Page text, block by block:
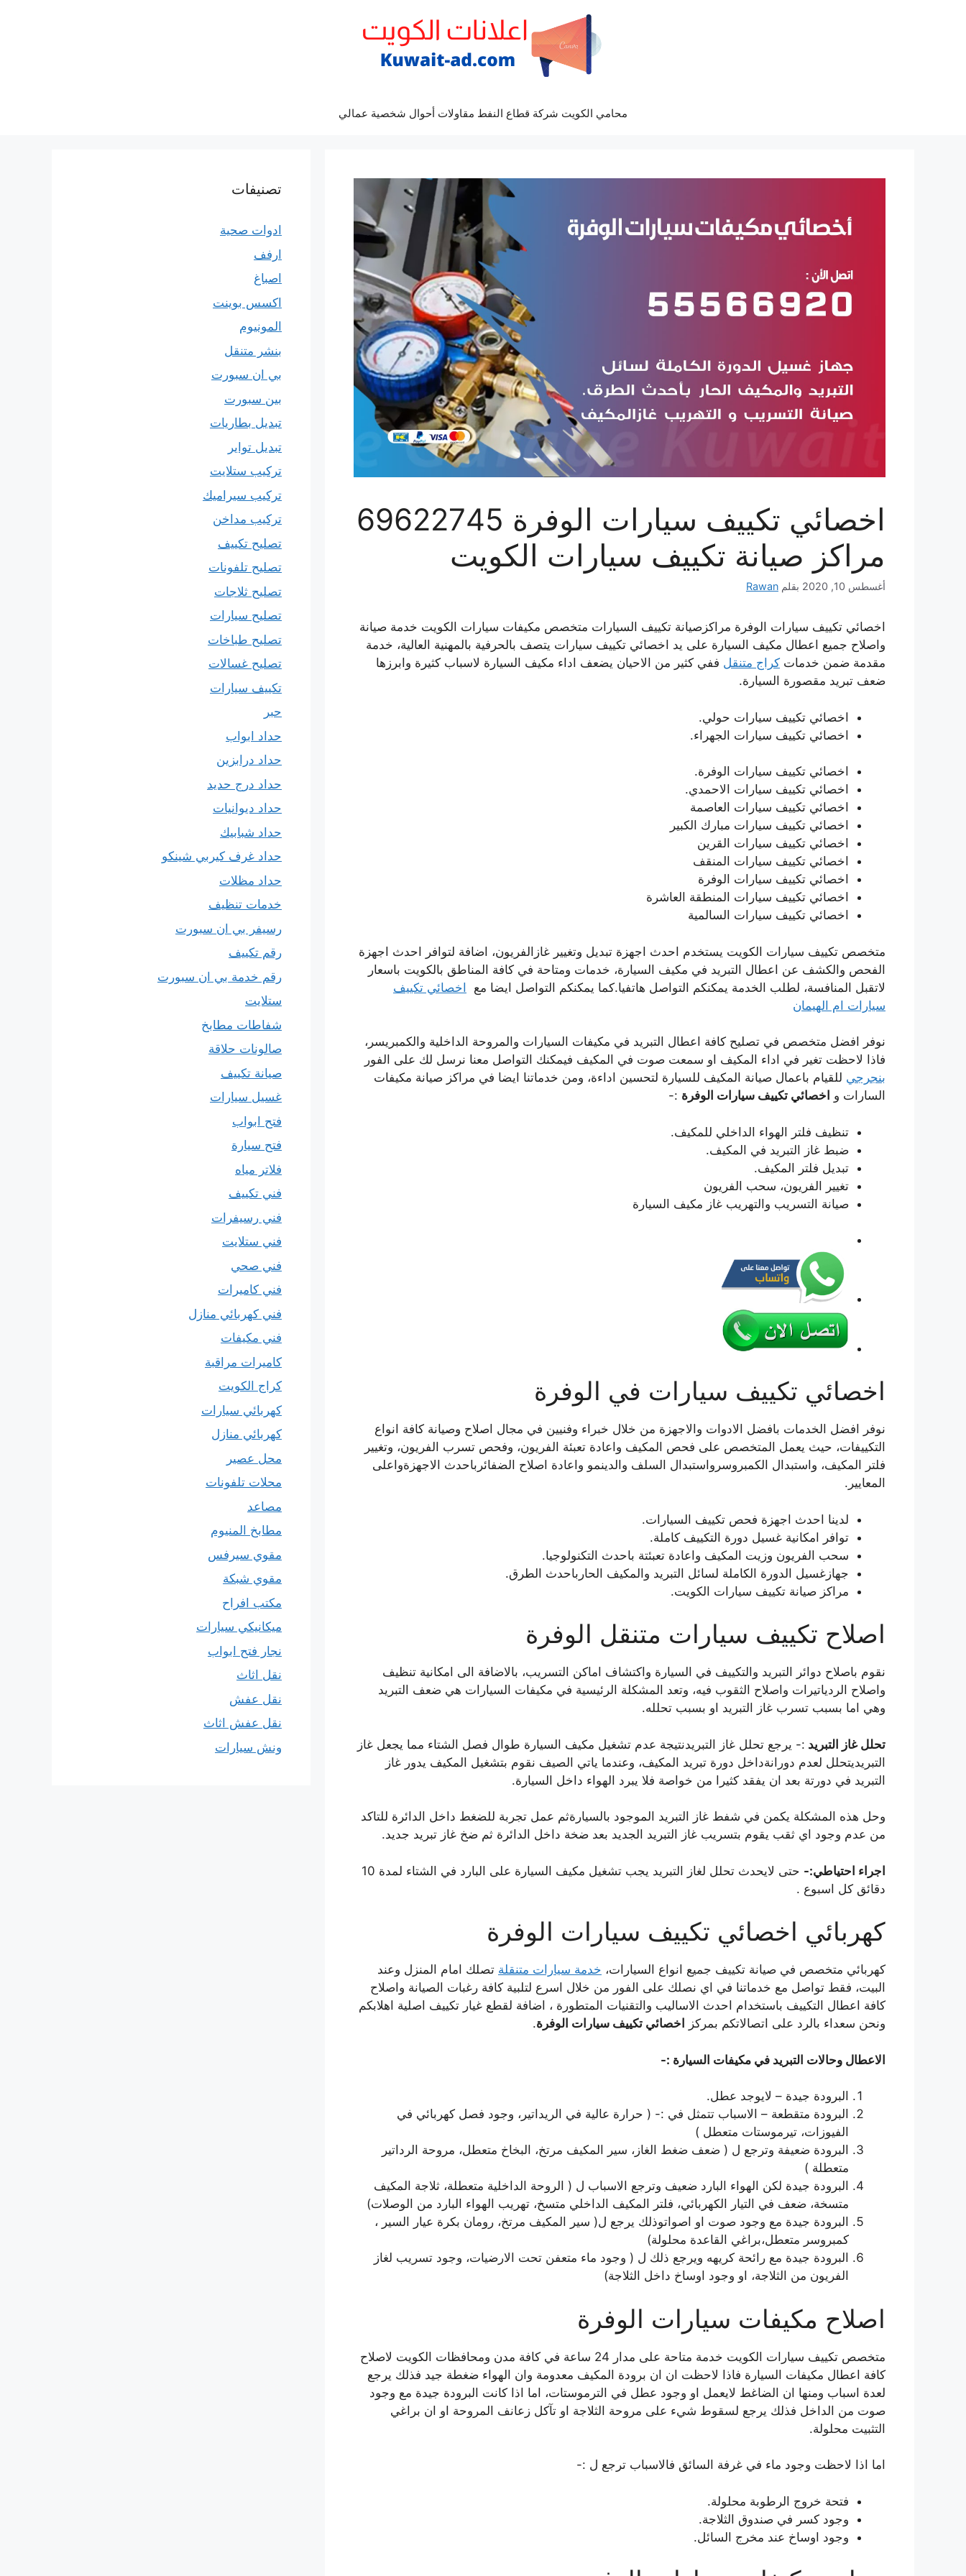
محامي الكويت شركة قطاع النفط مقاولات أحوال شخصية عمالي
اخصائي تكييف سيارات الوفرة 69622745
مراكز صيانة تكييف سيارات الكويت
أغسطس 10, 2020 بقلم Rawan
اخصائي تكييف سيارات الوفرة مراكزصيانة تكييف السيارات متخصص مكيفات سيارات الكويت خدمة صيانة
واصلاح جميع اعطال مكيف السيارة على يد اخصائي تكييف سيارات يتصف بالحرفية بالمهنية العالية، خدمة
مقدمة ضمن خدمات كراج متنقل ففي كثير من الاحيان يضعف اداء مكيف السيارة لاسباب كثيرة وابرزها
ضعف تبريد مقصورة السيارة.
اخصائي تكييف سيارات حولي.
اخصائي تكييف سيارات الجهراء.
اخصائي تكييف سيارات الوفرة.
اخصائي تكييف سيارات الاحمدي.
اخصائي تكييف سيارات العاصمة
اخصائي تكييف سيارات مبارك الكبير
اخصائي تكييف سيارات القرين
اخصائي تكييف سيارات المنقف
اخصائي تكييف سيارات الوفرة
اخصائي تكييف سيارات المنطقة العاشرة
اخصائي تكييف سيارات السالمية
متخصص تكييف سيارات الكويت يستخدم احدث اجهزة تبديل وتغيير غازالفريون، اضافة لتوافر احدث اجهزة
الفحص والكشف عن اعطال التبريد في مكيف السيارة، خدمات ومتاحة في كافة المناطق بالكويت باسعار
لاتقبل المنافسة، لطلب الخدمة يمكنكم التواصل هاتفيا.كما يمكنكم التواصل ايضا مع اخصائي تكييف
سيارات ام الهيمان
نوفر افضل متخصص في تصليح كافة اعطال التبريد في مكيفات السيارات والمروحة الداخلية والكمبريسر،
فاذا لاحظت تغير في اداء المكيف او سمعت صوت في المكيف فيمكنك التواصل معنا نرسل لك على الفور
بنجرجي للقيام باعمال صيانة المكيف للسيارة لتحسين اداءة، ومن خدماتنا ايضا في مراكز صيانة مكيفات
السارات و اخصائي تكييف سيارات الوفرة :-
تنظيف فلتر الهواء الداخلي للمكيف.
ضبط غاز التبريد في المكيف.
تبديل فلتر المكيف.
تغيير الفريون، سحب الفريون
صيانة التسريب والتهريب غاز مكيف السيارة
اخصائي تكييف سيارات في الوفرة
نوفر افضل الخدمات بافضل الادوات والاجهزة من خلال خبراء وفنيين في مجال اصلاح وصيانة كافة انواع
التكييفات، حيث يعمل المتخصص على فحص المكيف واعادة تعبئة الفريون، وفحص تسرب الفريون، وتغيير
فلتر المكيف، واستبدال الكمبروسرواستبدال السلف والدينمو واعادة اصلاح الضفائرباحدث الاجهزةواعلى
المعايير.
لدينا احدث اجهزة فحص تكييف السيارات.
توافر امكانية غسيل دورة التكييف كاملة.
سحب الفريون وزيت المكيف واعادة تعبئتة باحدث التكنولوجيا.
جهازغسيل الدورة الكاملة لسائل التبريد والمكيف الحارباحدث الطرق.
مراكز صيانة تكييف سيارات الكويت.
اصلاح تكييف سيارات متنقل الوفرة
نقوم باصلاح دوائر التبريد والتكييف في السيارة واكتشاف اماكن التسريب، بالاضافة الى امكانية تنظيف
واصلاح الردياتيرات واصلاح الثقوب فيه، وتعد المشكلة الرئيسية في مكيفات السيارات هي ضعف التبريد
وهي اما بسبب تسرب غاز التبريد او بسبب تحلله.
تحلل غاز التبريد :- يرجع تحلل غاز التبريدنتيجة عدم تشغيل مكيف السيارة طوال فصل الشتاء مما يجعل غاز
التبريديتحلل لعدم دورانةداخل دورة تبريد المكيف، وعندما ياتي الصيف نقوم بتشغيل المكيف يدور غاز
التبريد في دورتة بعد ان يفقد كثيرا من خواصة فلا يبرد الهواء داخل السيارة.
وحل هذه المشكلة يكمن في شفط غاز التبريد الموجود بالسيارةثم عمل تجربة للضغط داخل الدائرة للتاكد
من عدم وجود اي ثقب يقوم بتسريب غاز التبريد الجديد بعد ضخة داخل الدائرة ثم ضخ غاز تبريد جديد.
اجراء احتياطي:-
حتى لايحدث تحلل لغاز التبريد يجب تشغيل مكيف السيارة على البارد في الشتاء لمدة 10
دقائق كل اسبوع .
كهربائي اخصائي تكييف سيارات الوفرة
كهربائي متخصص في صيانة تكييف جميع انواع السيارات، خدمة سيارات متنقلة تصلك امام المنزل وعند
البيت، فقط تواصل مع خدماتنا في اي نصلك على الفور من خلال اسرع لتلبية كافة رغبات الصيانة واصلاح
كافة اعطال التكييف باستخدام احدث الاساليب والتقنيات المتطورة ، اضافة لقطع غيار تكييف اصلية اهلابكم
ونحن سعداء بالرد على اتصالاتكم بمركز
اخصائي تكييف سيارات الوفرة.
الاعطال وحالات التبريد في مكيفات السيارة :-
البرودة جيدة – لايوجد عطل.
البرودة متقطعة – الاسباب تتمثل في :- ( حرارة عالية في الريداتير، وجود فصل كهربائي في
الفيوزات، تيرموستات متعطل )
البرودة ضعيفة وترجع ل ( ضعف ضغط الغاز، سير المكيف مرتخ، البخاخ متعطل، مروحة الرداتير
متعطلة )
البرودة جيدة لكن الهواء البارد ضعيف وترجع الاسباب ل ( الروحة الداخلية متعطلة، ثلاجة المكيف
متسخة، ضعف في التيار الكهربائي، فلتر المكيف الداخلي متسخ، تهريب الهواء البارد من الوصلات)
البرودة جيدة مع وجود صوت او اصواتوذلك يرجع ل( سير المكيف مرتخ، رومان بكرة عيار السير ،
كمبروسر متعطل،براغي القاعدة محلولة)
البرودة جيدة مع رائحة كريهه ويرجع ذلك ل ( وجود ماء متعفن تحت الارضيات، وجود تسريب لغاز
الفريون من الثلاجة، او وجود اوساخ داخل الثلاجة)
اصلاح مكيفات سيارات الوفرة
متخصص تكييف سيارات الكويت خدمة متاحة على مدار 24 ساعة في كافة مدن ومحافظات الكويت لاصلاح
كافة اعطال مكيفات السيارة فاذا لاحظت ان ان برودة المكيف معدومة وان الهواء ضغطة جيد فذلك يرجع
لعدة اسباب ومنها ان الضاغط لايعمل او وجود عطل في الترموستات، اما اذا كانت البرودة جيدة مع وجود
صوت من الداخل فذلك يرجع لسقوط شيء على مروحة الثلاجة او تآكل زعانف المروحة او ان براغي
التثبيت محلولة.
اما اذا لاحظت وجود ماء في غرفة السائق فالاسباب ترجع ل :-
فتحة خروج الرطوبة محلولة.
وجود كسر في صندوق الثلاجة.
وجود اوساخ عند مخرج السائل.
تصنيفات
ادوات صحية
ارفف
اصباغ
اكسس بوينت
المونيوم
بنشر متنقل
بي ان سبورت
بين سبورت
تبديل بطاريات
تبديل تواير
تركيب ستلايت
تركيب سيراميك
تركيب مداخن
تصليح تكييف
تصليح تلفونات
تصليح ثلاجات
تصليح سيارات
تصليح طباخات
تصليح غسالات
تكييف سيارات
حبر
حداد ابواب
حداد درابزين
حداد درج حديد
حداد ديوانيات
حداد شبابيك
حداد غرف كيربي شينكو
حداد مظلات
خدمات تنظيف
رسيفر بي ان سبورت
رقم تكييف
رقم خدمة بي ان سبورت
ستلايت
شفاطات مطابخ
صالونات حلاقة
صيانة تكييف
غسيل سيارات
فتح ابواب
فتح سيارة
فلاتر مياه
فني تكييف
فني رسيفرات
فني ستلايت
فني صحي
فني كاميرات
فني كهربائي منازل
فني مكيفات
كاميرات مراقبة
كراج الكويت
كهربائي سيارات
كهربائي منازل
محل عصير
محلات تلفونات
مصاعد
مطابخ المنيوم
مقوي سيرفس
مقوي شبكة
مكتب افراح
ميكانيكي سيارات
نجار فتح ابواب
نقل اثاث
نقل عفش
نقل عفش اثاث
ونش سيارات